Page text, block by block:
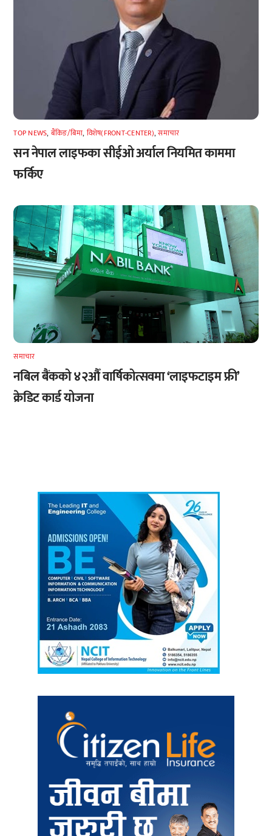
TOP NEWS, बैंकिङ/बिमा, विशेष(FRONT-CENTER),समाचार
सन नेपाल लाइफका सीईओ अर्याल नियमित काममा
फर्किए
समाचार
नबिल बैंकको ४२औँ वार्षिकोत्सवमा ‘लाइफटाइम फ्री’
क्रेडिट कार्ड योजना